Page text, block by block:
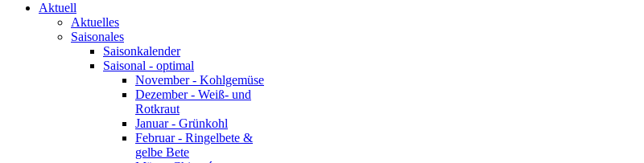
Aktuell
Aktuelles
Saisonales
Saisonkalender
Saisonal - optimal
November - Kohlgemüse
Dezember - Weiß- und
Rotkraut
Januar - Grünkohl
Februar - Ringelbete &
gelbe Bete